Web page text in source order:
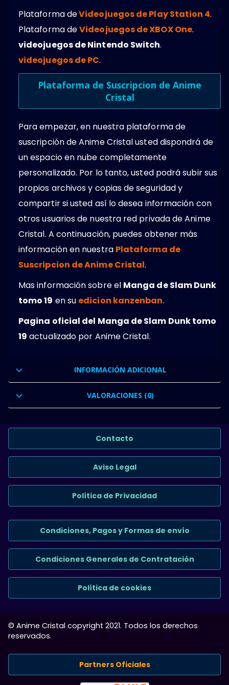
Plataforma deVideojuegos de Play Station 4.
Plataforma deVideojuegos de XBOX One.
videojuegos de Nintendo Switch.
videojuegos de PC.
Plataforma de Suscripcion de Anime
Cristal
Para empezar, en nuestra plataforma de
suscripción de Anime Cristal usted dispondrá de
un espacio en nube completamente
personalizado. Por lo tanto, usted podrá subir sus
propios archivos y copias de seguridad y
compartir si usted así lo desea información con
otros usuarios de nuestra red privada de Anime
Cristal. A continuación, puedes obtener más
información en nuestra Plataforma de
Suscripcion de Anime Cristal.
Mas información sobre el Manga de Slam Dunk
tomo 19 en su edicion kanzenban.
Pagina oficial del Manga de Slam Dunk tomo
19 actualizado por Anime Cristal.
INFORMACIÓN ADICIONAL
VALORACIONES (0)
Contacto
Aviso Legal
Política de Privacidad
Condiciones, Pagos y Formas de envío
Condiciones Generales de Contratación
Política de cookies
© Anime Cristal copyright 2021. Todos los derechos
reservados.
Partners Oficiales